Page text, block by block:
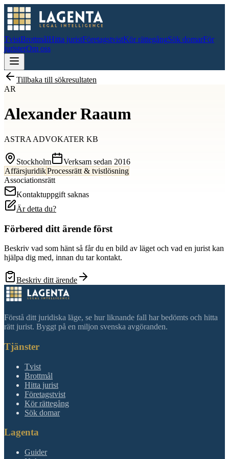
TvistBrottmålHitta juristFöretagstvistKör rättegångSök domarFör
juristerOm oss
Tillbaka till sökresultaten
AR
Alexander Raaum
ASTRA ADVOKATER KB
Stockholm Verksam sedan 2016
AffärsjuridikProcessrätt & tvistlösning
Associationsrätt
Kontaktuppgift saknas
Är detta du?
Förbered ditt ärende först
Beskriv vad som hänt så får du en bild av läget och vad en jurist kan
hjälpa dig med, innan du tar kontakt.
Beskriv ditt ärende
Förstå ditt juridiska läge, se hur liknande fall har bedömts och hitta
rätt jurist. Byggt på en miljon svenska avgöranden.
Tjänster
Tvist
Brottmål
Hitta jurist
Företagstvist
Kör rättegång
Sök domar
Lagenta
Guider